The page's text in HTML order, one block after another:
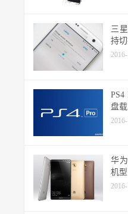
三
持
盘
华
机型